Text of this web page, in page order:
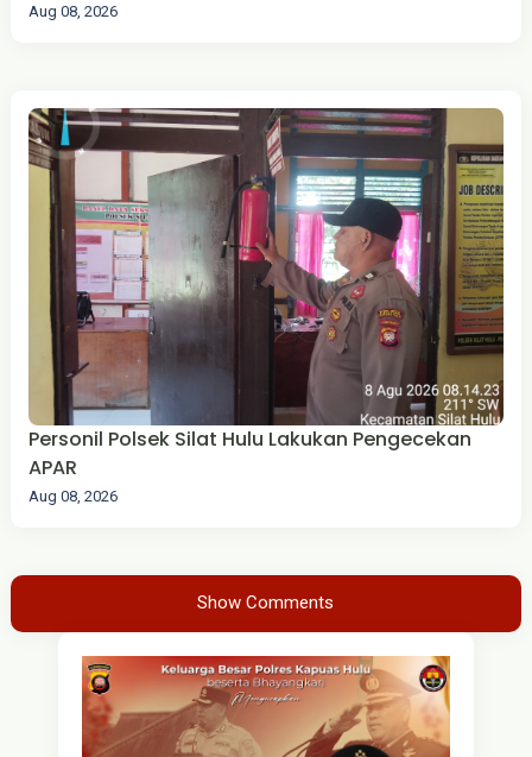
Aug 08, 2026
Personil Polsek Silat Hulu Lakukan Pengecekan
APAR
Aug 08, 2026
Show Comments